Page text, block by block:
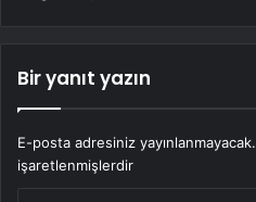
Bir yanıt yazın
E-posta adresiniz yayınlanmayacak.
işaretlenmişlerdir